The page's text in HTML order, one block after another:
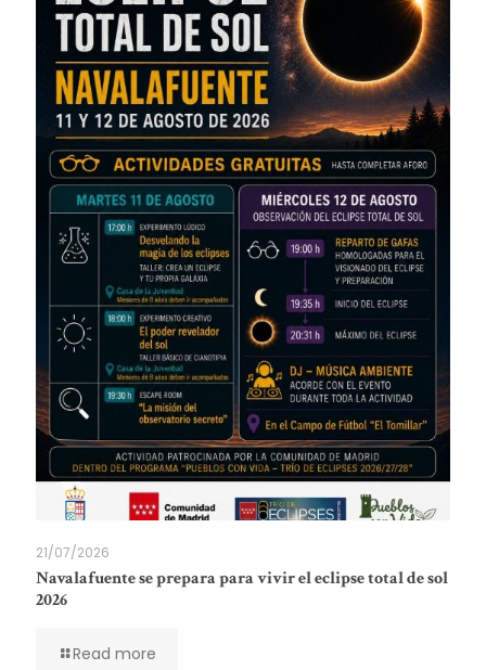
21/07/2026
Navalafuente se prepara para vivir el eclipse total de sol
2026
Read more